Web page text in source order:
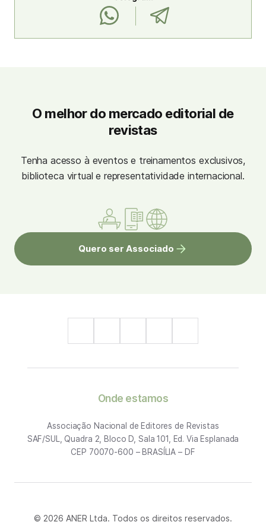
O melhor do mercado editorial de
revistas
Tenha acesso à eventos e treinamentos exclusivos,
biblioteca virtual e representatividade internacional.
Quero ser Associado
Onde estamos
Associação Nacional de Editores de Revistas
SAF/SUL, Quadra 2, Bloco D, Sala 101, Ed. Via Esplanada
CEP 70070-600 – BRASÍLIA – DF
© 2026 ANER Ltda. Todos os direitos reservados.